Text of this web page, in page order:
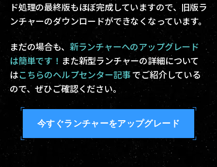
ド処理の最終版もほぼ完成していますので、旧版ラ
ンチャーのダウンロードができなくなっています。
まだの場合も、 新ランチャーへのアップグレード
は簡単です！ また新型ランチャーの詳細について
はこちらのヘルプセンター記事でご紹介している
ので、ぜひご確認ください。
今すぐランチャーをアップグレード